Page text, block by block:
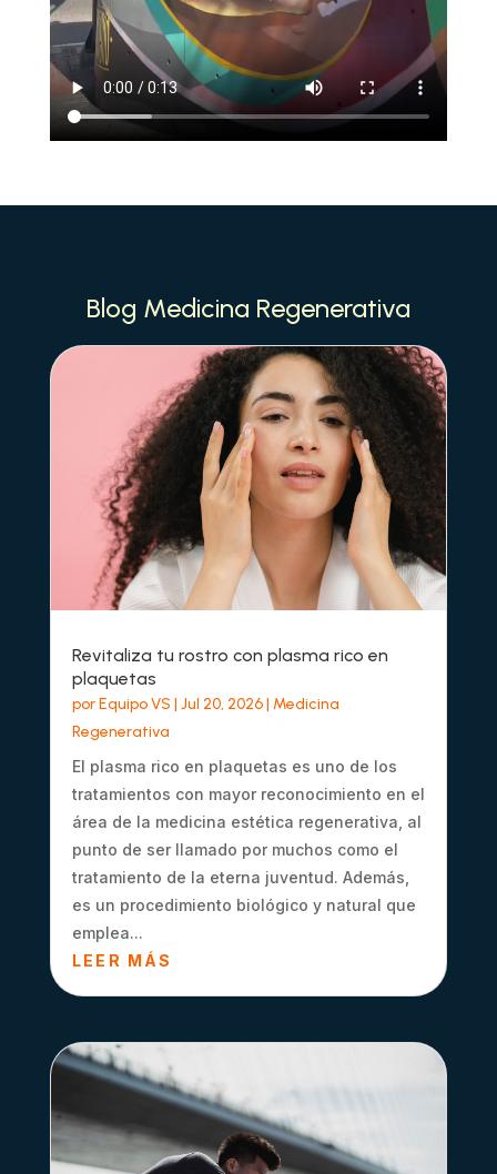
Blog Medicina Regenerativa
Revitaliza tu rostro con plasma rico en
plaquetas
porEquipo VS | Jul 20, 2026| Medicina
Regenerativa
El plasma rico en plaquetas es uno de los
tratamientos con mayor reconocimiento en el
área de la medicina estética regenerativa, al
punto de ser llamado por muchos como el
tratamiento de la eterna juventud. Además,
es un procedimiento biológico y natural que
emplea...
LEER MÁS